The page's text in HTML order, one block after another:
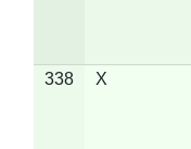
338 X